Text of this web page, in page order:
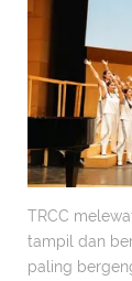
TRCC
tampil dan
paling